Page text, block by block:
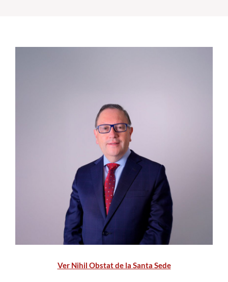
Ver Nihil Obstat de la Santa Sede